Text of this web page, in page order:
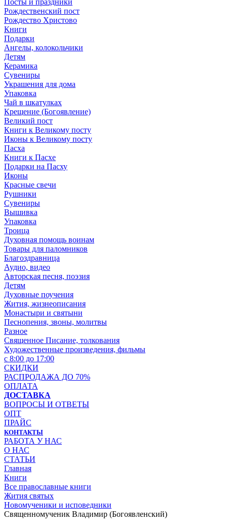
Посты и праздники
Рождественский пост
Рождество Христово
Книги
Подарки
Ангелы, колокольчики
Детям
Керамика
Сувениры
Украшения для дома
Упаковка
Чай в шкатулках
Крещение (Богоявление)
Великий пост
Книги к Великому посту
Иконы к Великому посту
Пасха
Книги к Пасхе
Подарки на Пасху
Иконы
Красные свечи
Рушники
Сувениры
Вышивка
Упаковка
Троица
Духовная помощь воинам
Товары для паломников
Благоздравница
Аудио, видео
Авторская песня, поэзия
Детям
Духовные поучения
Жития, жизнеописания
Монастыри и святыни
Песнопения, звоны, молитвы
Разное
Священное Писание, толкования
Художественные произведения, фильмы
с 8:00 до 17:00
СКИДКИ
РАСПРОДАЖА ДО 70%
ОПЛАТА
ДОСТАВКА
ВОПРОСЫ И ОТВЕТЫ
ОПТ
ПРАЙС
КОНТАКТЫ
РАБОТА У НАС
О НАС
СТАТЬИ
Главная
Книги
Все православные книги
Жития святых
Новомученики и исповедники
Священномученик Владимир (Богоявленский)